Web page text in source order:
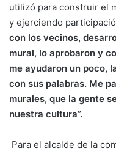
utilizó para construir el
y ejerciendo
con los vecinos,
mural, lo aprobaron y
me ayudaron un poco,
con sus palabras. Me
murales, que la gente
nuestra cultura”.
Para el alcalde de la